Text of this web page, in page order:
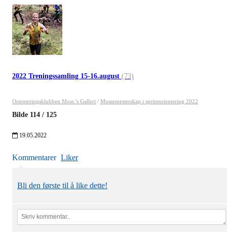
2022 Treningssamling 15-16.august (73)
Orienteringsklubben Moss 's Galleri / Mossemesterskap i sprintorientering 2022
Bilde 114 / 125
19.05.2022
Kommentarer Liker
Bli den første til å like dette!